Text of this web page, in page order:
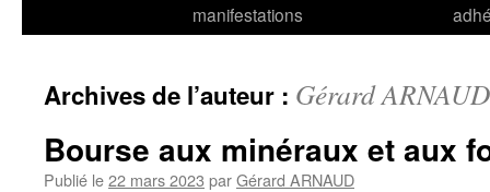
manifestations
Archives de l’auteur : Gérard ARNAUD
Bourse aux minéraux et aux
Publié le22 mars 2023 parGérard ARNAUD